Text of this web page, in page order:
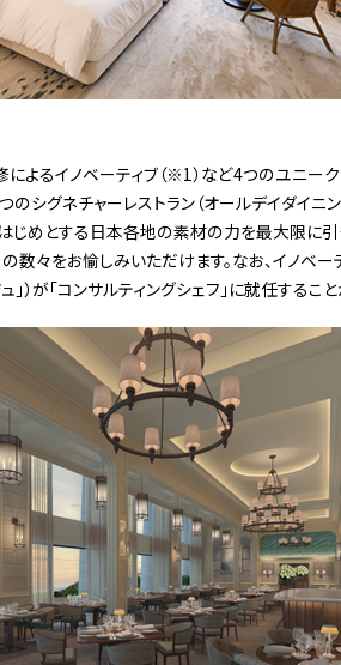
よるイノベーティブ（※1）など4つのユニー
シグネチャーレストラン（オールデイダイニ
じめとする日本各地の素材の力を最大限に引
数々をお愉しみいただけます。なお、イノベ
ュ」）が「コンサルティングシェフ」に就任するこ